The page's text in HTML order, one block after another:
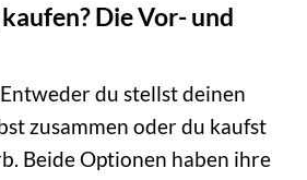
Die Vor- und
du stellst deinen
zusammen oder du kaufst
Beide Optionen haben ihre